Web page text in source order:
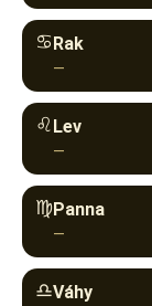
♋︎Rak
—
♌︎Lev
—
♍︎Panna
—
♎︎Váhy